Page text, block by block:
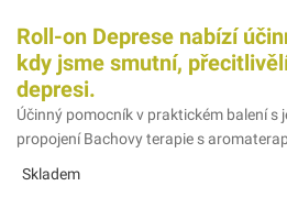
Roll-on Deprese nabízí
kdy jsme smutní,
depresi.
Účinný pomocník v praktickém balení s
propojení Bachovy terapie s
Skladem